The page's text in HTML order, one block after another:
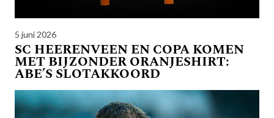
5 juni 2026
SC HEERENVEEN EN COPA KOMEN
MET BIJZONDER ORANJESHIRT:
ABE’S SLOTAKKOORD